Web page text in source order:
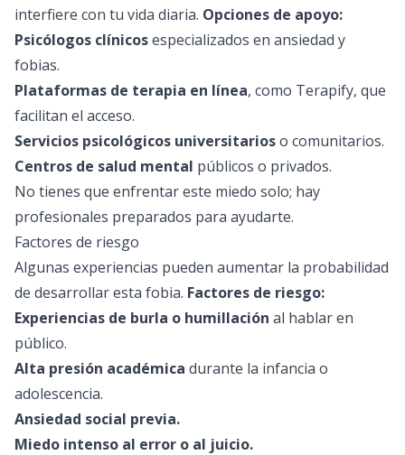
interfiere con tu vida diaria. Opciones de apoyo:
Psicólogos clínicosespecializados en ansiedad y
fobias.
Plataformas de terapia en línea, como Terapify, que
facilitan el acceso.
Servicios psicológicos universitarioso comunitarios.
Centros de salud mental públicos o privados.
No tienes que enfrentar este miedo solo; hay
profesionales preparados para ayudarte.
Factores de riesgo
Algunas experiencias pueden aumentar la probabilidad
de desarrollar esta fobia. Factores de riesgo:
Experiencias de burla o humillación al hablar en
público.
Alta presión académica durante la infancia o
adolescencia.
Ansiedad social previa.
Miedo intenso al error o al juicio.